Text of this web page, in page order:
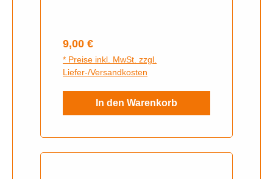
Regulärer Preis:
9,00 €
* Preise inkl. MwSt. zzgl.
Liefer-/Versandkosten
In den Warenkorb